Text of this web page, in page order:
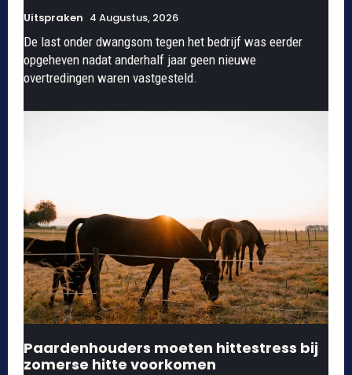
Uitspraken 4 Augustus, 2026
De last onder dwangsom tegen het bedrijf was eerder
opgeheven nadat anderhalf jaar geen nieuwe
overtredingen waren vastgesteld.
Paardenhouders moeten hittestress bij
zomerse hitte voorkomen